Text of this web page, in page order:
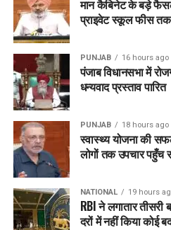
जैसे परिवारों का खर्च कम कर रही है और
पंजाब के स्वास्थ्य मंत्री डॉ. बलबीर सिंह
बोझ तेजी से बढ़ रहा है, जिससे
मजबूत करने की आवश्यकता और अधिक
कि योजना के तहत हजारों मरीजों को
ट्रॉमा संबंधी उपचार उपलब्ध कराए जा
रहा है और जीवन की गुणवत्ता में सुधार आ
उन्होंने कहा कि केवल चार महीनों में 84
सिर्फ स्वास्थ्य सेवाओं के विस्तार को ही
मरीजों की चलने-फिरने की क्षमता बहाल
जीवन स्तर सुधारने की दिशा में एक बड़े
मान कैबिनेट के बड़े
प्राइवेट स्कूल फीस तक
PUNJAB 16 hours ago
पंजाब विधानसभा में
धन्यवाद प्रस्ताव पारित
PUNJAB 18 hours ago
स्वास्थ्य योजना की
लोगों तक उपचार पहुँच
NATIONAL 19 hours
RBI ने लगातार तीसरी
दरों में नहीं किया कोई